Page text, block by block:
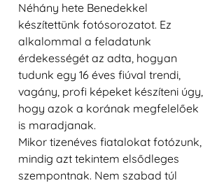
Néhány hete Benedekkel
készítettünk fotósorozatot. Ez
alkalommal a feladatunk
érdekességét az adta, hogyan
tudunk egy 16 éves fiúval trendi,
vagány, profi képeket készíteni úgy,
hogy azok a korának megfelelőek
is maradjanak.
Mikor tizenéves fiatalokat fotózunk,
mindig azt tekintem elsődleges
szempontnak. Nem szabad túl